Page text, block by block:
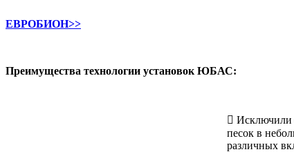
ЕВРОБИОН>>
Преимущества технологии установок ЮБАС:
 Исключили
песок в
различных